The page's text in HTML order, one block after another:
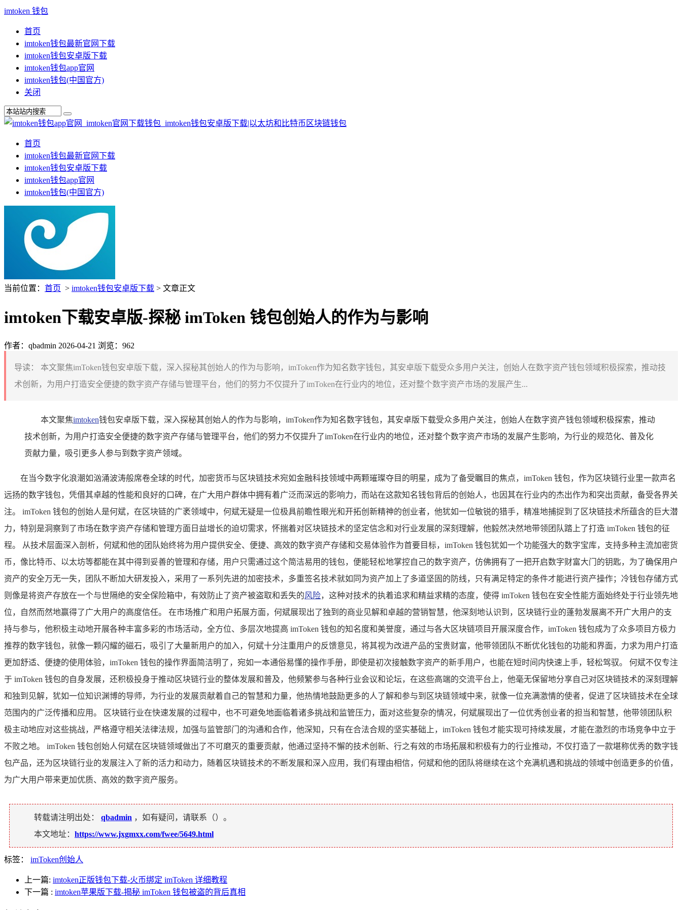
imtoken 钱包
首页
imtoken钱包最新官网下载
imtoken钱包安卓版下载
imtoken钱包app官网
imtoken钱包(中国官方)
关闭
首页
imtoken钱包最新官网下载
imtoken钱包安卓版下载
imtoken钱包app官网
imtoken钱包(中国官方)
当前位置： 首页 > imtoken钱包安卓版下载 > 文章正文
imtoken下载安卓版-探秘 imToken 钱包创始人的作为与影响
作者：qbadmin 2026-04-21 浏览：962
导读：
本文聚焦imToken钱包安卓版下载，深入探秘其创始人的作为与影响，imToken作为知名数字钱包，其安卓版下载受众多用户关注，创始人在数字资产钱包领域积极探索，推动技
术创新，为用户打造安全便捷的数字资产存储与管理平台，他们的努力不仅提升了imToken在行业内的地位，还对整个数字资产市场的发展产生...
本文聚焦imtoken钱包安卓版下载，深入探秘其创始人的作为与影响，imToken作为知名数字钱包，其安卓版下载受众多用户关注，创始人在数字资产钱包领域积极探索，推动
技术创新，为用户打造安全便捷的数字资产存储与管理平台，他们的努力不仅提升了imToken在行业内的地位，还对整个数字资产市场的发展产生影响，为行业的规范化、普及化
贡献力量，吸引更多人参与到数字资产领域。
在当今数字化浪潮如汹涌波涛般席卷全球的时代，加密货币与区块链技术宛如金融科技领域中两颗璀璨夺目的明星，成为了备受瞩目的焦点，imToken 钱包，作为区块链行业里一款声名
远扬的数字钱包，凭借其卓越的性能和良好的口碑，在广大用户群体中拥有着广泛而深远的影响力，而站在这款知名钱包背后的创始人，也因其在行业内的杰出作为和突出贡献，备受各界关
注。 imToken 钱包的创始人是何斌，在区块链的广袤领域中，何斌无疑是一位极具前瞻性眼光和开拓创新精神的创业者，他犹如一位敏锐的猎手，精准地捕捉到了区块链技术所蕴含的巨大潜
力，特别是洞察到了市场在数字资产存储和管理方面日益增长的迫切需求，怀揣着对区块链技术的坚定信念和对行业发展的深刻理解，他毅然决然地带领团队踏上了打造 imToken 钱包的征
程。 从技术层面深入剖析，何斌和他的团队始终将为用户提供安全、便捷、高效的数字资产存储和交易体验作为首要目标，imToken 钱包犹如一个功能强大的数字宝库，支持多种主流加密货
币，像比特币、以太坊等都能在其中得到妥善的管理和存储，用户只需通过这个简洁易用的钱包，便能轻松地掌控自己的数字资产，仿佛拥有了一把开启数字财富大门的钥匙，为了确保用户
资产的安全万无一失，团队不断加大研发投入，采用了一系列先进的加密技术，多重签名技术就如同为资产加上了多道坚固的防线，只有满足特定的条件才能进行资产操作；冷钱包存储方式
则像是将资产存放在一个与世隔绝的安全保险箱中，有效防止了资产被盗取和丢失的风险，这种对技术的执着追求和精益求精的态度，使得 imToken 钱包在安全性能方面始终处于行业领先地
位，自然而然地赢得了广大用户的高度信任。 在市场推广和用户拓展方面，何斌展现出了独到的商业见解和卓越的营销智慧，他深刻地认识到，区块链行业的蓬勃发展离不开广大用户的支
持与参与，他积极主动地开展各种丰富多彩的市场活动，全方位、多层次地提高 imToken 钱包的知名度和美誉度，通过与各大区块链项目开展深度合作，imToken 钱包成为了众多项目方极力
推荐的数字钱包，就像一颗闪耀的磁石，吸引了大量新用户的加入，何斌十分注重用户的反馈意见，将其视为改进产品的宝贵财富，他带领团队不断优化钱包的功能和界面，力求为用户打造
更加舒适、便捷的使用体验，imToken 钱包的操作界面简洁明了，宛如一本通俗易懂的操作手册，即使是初次接触数字资产的新手用户，也能在短时间内快速上手，轻松驾驭。 何斌不仅专注
于 imToken 钱包的自身发展，还积极投身于推动区块链行业的整体发展和普及，他频繁参与各种行业会议和论坛，在这些高端的交流平台上，他毫无保留地分享自己对区块链技术的深刻理解
和独到见解，犹如一位知识渊博的导师，为行业的发展贡献着自己的智慧和力量，他热情地鼓励更多的人了解和参与到区块链领域中来，就像一位充满激情的使者，促进了区块链技术在全球
范围内的广泛传播和应用。 区块链行业在快速发展的过程中，也不可避免地面临着诸多挑战和监管压力，面对这些复杂的情况，何斌展现出了一位优秀创业者的担当和智慧，他带领团队积
极主动地应对这些挑战，严格遵守相关法律法规，加强与监管部门的沟通和合作，他深知，只有在合法合规的坚实基础上，imToken 钱包才能实现可持续发展，才能在激烈的市场竞争中立于
不败之地。 imToken 钱包创始人何斌在区块链领域做出了不可磨灭的重要贡献，他通过坚持不懈的技术创新、行之有效的市场拓展和积极有力的行业推动，不仅打造了一款堪称优秀的数字钱
包产品，还为区块链行业的发展注入了新的活力和动力，随着区块链技术的不断发展和深入应用，我们有理由相信，何斌和他的团队将继续在这个充满机遇和挑战的领域中创造更多的价值，
为广大用户带来更加优质、高效的数字资产服务。
转载请注明出处： qbadmin ，如有疑问，请联系（）。
本文地址： https://www.jxgmxx.com/fwee/5649.html
标签： imToken创始人
上一篇: imtoken正版钱包下载-火币绑定 imToken 详细教程
下一篇 : imtoken苹果版下载-揭秘 imToken 钱包被盗的背后真相